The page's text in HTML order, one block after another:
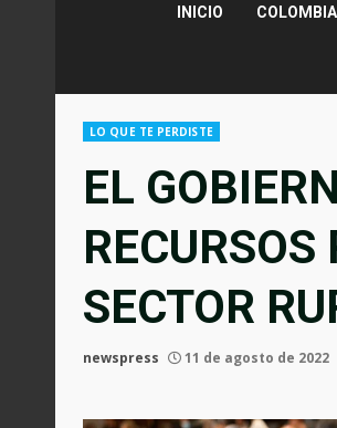
INICIO COLOMBIA
LO QUE TE PERDISTE
EL
SECTOR
newspress 11 de agosto de 2022